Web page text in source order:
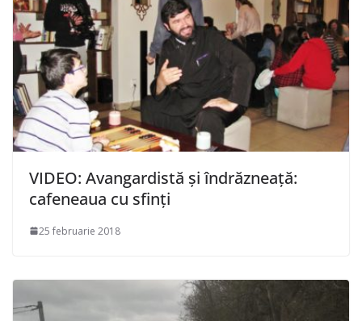
VIDEO: Avangardistă şi îndrăzneaţă:
cafeneaua cu sfinţi
25 februarie 2018